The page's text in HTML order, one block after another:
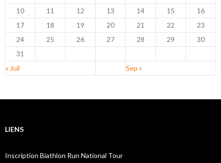
10
11 12 13 14 15
16
17
18 19 20 21 22
23
24
25 26 27 28 29
30
31
« Juil
Sep »
LIENS
Inscription Biathlon Run National Tour